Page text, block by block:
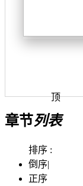
顶
章节列表
排序 :
倒序|
正序